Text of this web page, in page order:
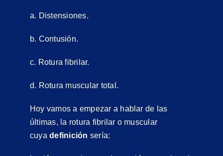
a. Distensiones.
b. Contusión.
c. Rotura fibrilar.
d. Rotura muscular total.
Hoy vamos a empezar a hablar de las
últimas, la rotura fibrilar o muscular
cuyadefinición sería: